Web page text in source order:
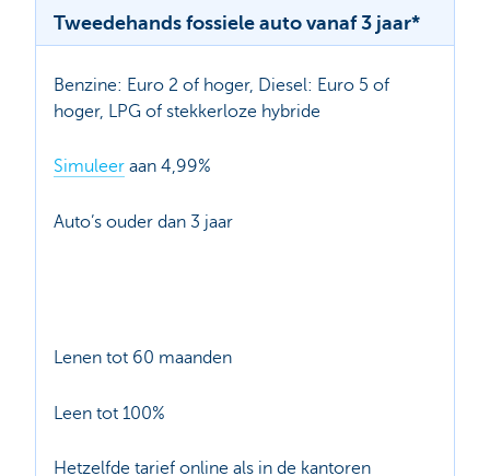
Tweedehands fossiele auto vanaf 3 jaar*
Benzine: Euro 2 of hoger, Diesel: Euro 5 of
hoger, LPG of stekkerloze hybride
Simuleer aan 4,99%
Auto’s ouder dan 3 jaar
Lenen tot 60 maanden
Leen tot 100%
Hetzelfde tarief online als in de kantoren